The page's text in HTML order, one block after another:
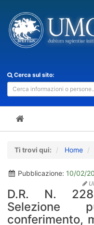
Cerca sul sito:
Ti trovi qui: Home
Pubblicazione: 10/02/
D.R. N.
Selezione
conferimento,